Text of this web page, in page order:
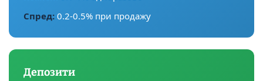
Спред: 0.2-0.5% при продажу
Депозити